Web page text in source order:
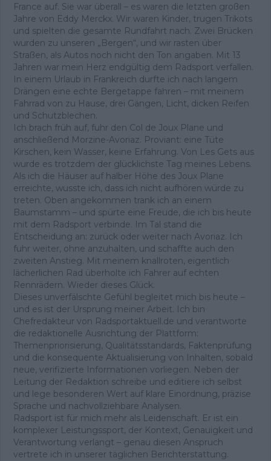
France auf. Sie war überall – es waren die letzten großen
Jahre von Eddy Merckx. Wir waren Kinder, trugen Trikots
und spielten die gesamte Rundfahrt nach. Zwei Brücken
wurden zu unseren „Bergen“, und wir rasten über
Straßen, als Autos noch nicht den Ton angaben. Mit 13
Jahren war mein Herz endgültig dem Radsport verfallen.
In einem Urlaub in Frankreich durfte ich nach langem
Drängen eine echte Bergetappe fahren – mit meinem
Fahrrad von zu Hause, drei Gängen, Licht, dicken Reifen
und Schutzblechen.
Ich brach früh auf, fuhr den Col de Joux Plane und
anschließend Morzine-Avoriaz. Proviant: eine Tüte
Kirschen, kein Wasser, keine Erfahrung. Von Les Gets aus
wurde es trotzdem der glücklichste Tag meines Lebens.
Als ich die Häuser auf halber Höhe des Joux Plane
erreichte, wusste ich, dass ich nicht aufhören würde zu
treten. Oben angekommen trank ich an einem
Baumstamm – und spürte eine Freude, die ich bis heute
mit dem Radsport verbinde. Im Tal stand die
Entscheidung an: zurück oder weiter nach Avoriaz. Ich
fuhr weiter, ohne anzuhalten, und schaffte auch den
zweiten Anstieg. Mit meinem knallroten, eigentlich
lächerlichen Rad überholte ich Fahrer auf echten
Rennrädern. Wieder dieses Glück.
Dieses unverfälschte Gefühl begleitet mich bis heute –
und es ist der Ursprung meiner Arbeit. Ich bin
Chefredakteur von Radsportaktuell.de und verantworte
die redaktionelle Ausrichtung der Plattform:
Themenpriorisierung, Qualitätsstandards, Faktenprüfung
und die konsequente Aktualisierung von Inhalten, sobald
neue, verifizierte Informationen vorliegen. Neben der
Leitung der Redaktion schreibe und editiere ich selbst
und lege besonderen Wert auf klare Einordnung, präzise
Sprache und nachvollziehbare Analysen.
Radsport ist für mich mehr als Leidenschaft. Er ist ein
komplexer Leistungssport, der Kontext, Genauigkeit und
Verantwortung verlangt – genau diesen Anspruch
vertrete ich in unserer täglichen Berichterstattung.